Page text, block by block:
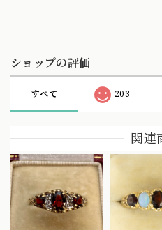
ショップの評価
すべて 203
関連